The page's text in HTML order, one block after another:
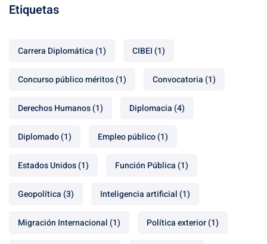
Etiquetas
Carrera Diplomática (1) CIBEI (1)
Concurso público méritos(1) Convocatoria (1)
Derechos Humanos(1) Diplomacia (4)
Diplomado(1) Empleo público(1)
Estados Unidos(1) Función Pública (1)
Geopolítica (3) Inteligencia artificial (1)
Migración Internacional (1) Política exterior(1)